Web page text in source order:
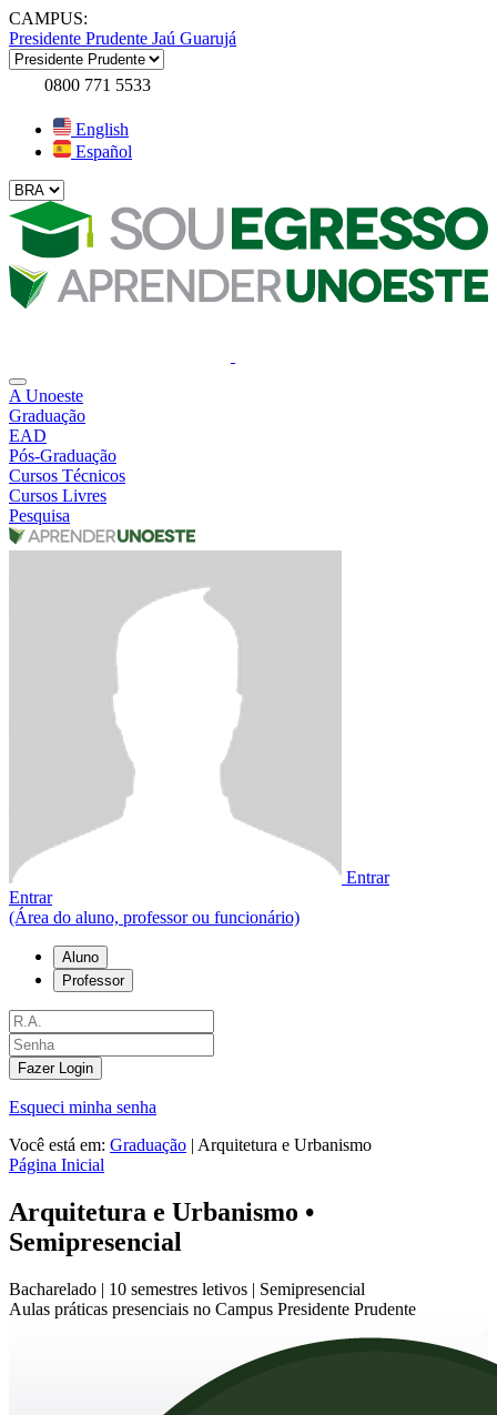
CAMPUS:
Presidente Prudente Jaú Guarujá
0800 771 5533
English
Español
A Unoeste
Graduação
EAD
Pós-Graduação
Cursos Técnicos
Cursos Livres
Pesquisa
Entrar
Entrar
(Área do aluno, professor ou funcionário)
Aluno
Professor
Fazer Login
Esqueci minha senha
Você está em: Graduação | Arquitetura e Urbanismo
Página Inicial
Arquitetura e Urbanismo •
Semipresencial
Bacharelado | 10 semestres letivos | Semipresencial
Aulas práticas presenciais no Campus Presidente Prudente